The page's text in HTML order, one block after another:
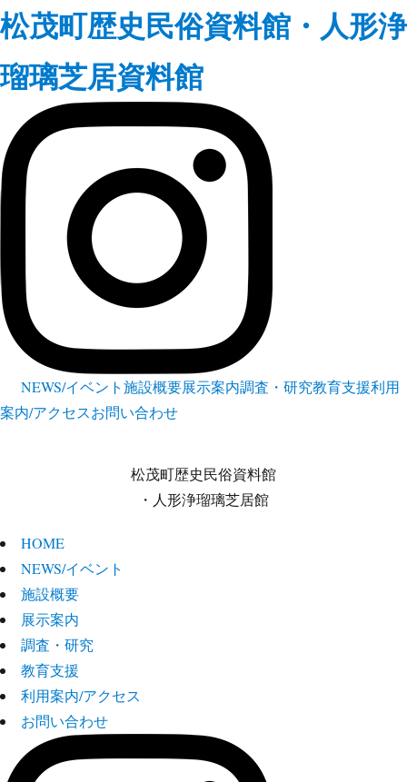
松茂町歴史民俗資料館・人形浄
瑠璃芝居資料館
NEWS/イベント施設概要展示案内調査・研究教育支援利用
案内/アクセスお問い合わせ
松茂町歴史民俗資料館
・人形浄瑠璃芝居館
HOME
NEWS/イベント
施設概要
展示案内
調査・研究
教育支援
利用案内/アクセス
お問い合わせ